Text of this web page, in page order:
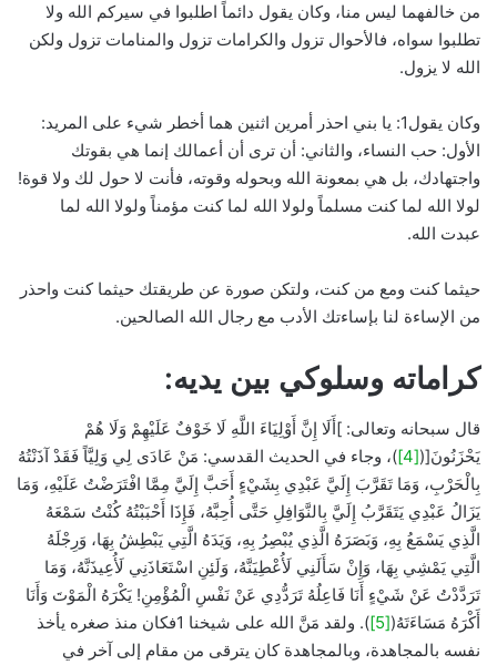
من خالفهما ليس منا، وكان يقول دائماً اطلبوا في سيركم الله ولا
تطلبوا سواه، فالأحوال تزول والكرامات تزول والمنامات تزول ولكن
الله لا يزول.
وكان يقول1: يا بني احذر أمرين اثنين هما أخطر شيء على المريد:
الأول: حب النساء، والثاني: أن ترى أن أعمالك إنما هي بقوتك
واجتهادك، بل هي بمعونة الله وبحوله وقوته، فأنت لا حول لك ولا قوة!
لولا الله لما كنت مسلماً ولولا الله لما كنت مؤمناً ولولا الله لما
عبدت الله.
حيثما كنت ومع من كنت، ولتكن صورة عن طريقتك حيثما كنت واحذر
من الإساءة لنا بإساءتك الأدب مع رجال الله الصالحين.
كراماته وسلوكي بين يديه:
قال سبحانه وتعالى: ]أَلَا إِنَّ أَوْلِيَاءَ اللَّهِ لَا خَوْفٌ عَلَيْهِمْ وَلَا هُمْ
يَحْزَنُونَ[([4]
)، وجاء في الحديث القدسي: مَنْ عَادَى لِي وَلِيَّاً فَقَدْ آذَنْتُهُ
بِالْحَرْبِ، وَمَا تَقَرَّبَ إِلَيَّ عَبْدِي بِشَيْءٍ أَحَبَّ إِلَيَّ مِمَّا افْتَرَضْتُ عَلَيْهِ، وَمَا
يَزَالُ عَبْدِي يَتَقَرَّبُ إِلَيَّ بِالنَّوَافِلِ حَتَّى أُحِبَّهُ، فَإِذَا أَحْبَبْتُهُ كُنْتُ سَمْعَهُ
الَّذِي يَسْمَعُ بِهِ، وَبَصَرَهُ الَّذِي يُبْصِرُ بِهِ، وَيَدَهُ الَّتِي يَبْطِشُ بِهَا، وَرِجْلَهُ
الَّتِي يَمْشِي بِهَا، وَإِنْ سَأَلَنِي لَأُعْطِيَنَّهُ، وَلَئِنِ اسْتَعَاذَنِي لَأُعِيذَنَّهُ، وَمَا
تَرَدَّدْتُ عَنْ شَيْءٍ أَنَا فَاعِلُهُ تَرَدُّدِي عَنْ نَفْسِ الْمُؤْمِنِ! يَكْرَهُ الْمَوْتَ وَأَنَا
أَكْرَهُ مَسَاءَتَهُ([5]
). ولقد مَنَّ الله على شيخنا 1فكان منذ صغره يأخذ
نفسه بالمجاهدة، وبالمجاهدة كان يترقى من مقام إلى آخر في